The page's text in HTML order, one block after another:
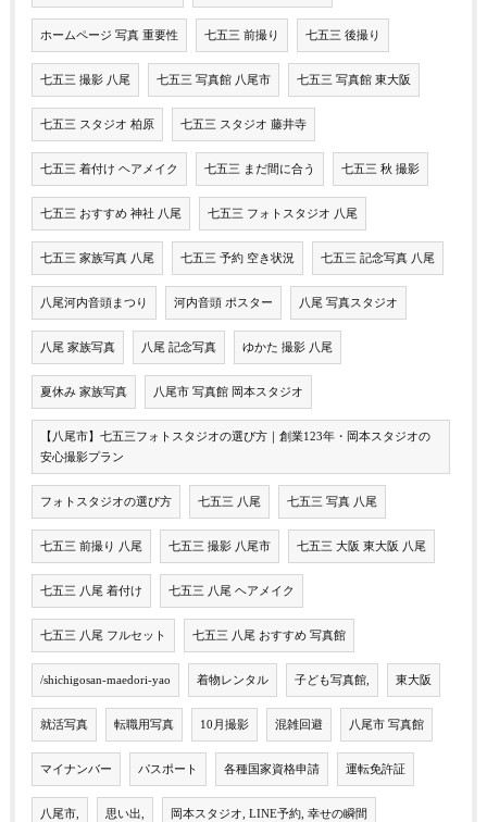
ホームページ 写真 重要性 七五三 前撮り 七五三 後撮り
七五三 撮影 八尾 七五三 写真館 八尾市 七五三 写真館 東大阪
七五三 スタジオ 柏原 七五三 スタジオ 藤井寺
七五三 着付け ヘアメイク 七五三 まだ間に合う 七五三 秋 撮影
七五三 おすすめ 神社 八尾 七五三 フォトスタジオ 八尾
七五三 家族写真 八尾 七五三 予約 空き状況 七五三 記念写真 八尾
八尾河内音頭まつり 河内音頭 ポスター 八尾 写真スタジオ
八尾 家族写真 八尾 記念写真 ゆかた 撮影 八尾
夏休み 家族写真 八尾市 写真館 岡本スタジオ
【八尾市】七五三フォトスタジオの選び方｜創業123年・岡本スタジオの
安心撮影プラン
フォトスタジオの選び方 七五三 八尾 七五三 写真 八尾
七五三 前撮り 八尾 七五三 撮影 八尾市 七五三 大阪 東大阪 八尾
七五三 八尾 着付け 七五三 八尾 ヘアメイク
七五三 八尾 フルセット 七五三 八尾 おすすめ 写真館
/shichigosan-maedori-yao 着物レンタル 子ども写真館, 東大阪
就活写真 転職用写真 10月撮影 混雑回避 八尾市 写真館
マイナンバー パスポート 各種国家資格申請 運転免許証
八尾市, 思い出, 岡本スタジオ, LINE予約, 幸せの瞬間